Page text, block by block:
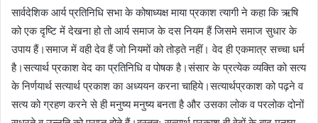
सार्वदेशिक आर्य प्रतिनिधि सभा के कोषाध्यक्ष माया प्रकाश त्यागी ने कहा कि ऋषि
को एक दृष्टि में देखना हो तो आर्य समाज के दस नियम हैं जिसमे समाज सुधार के
उपाय हैं।समाज में वही देव हैं जो नियमों को तोड़ते नहीं। वेद ही एकमात्र सच्चा धर्म
है।सत्यार्थ प्रकाश वेद का प्रतिनिधि व पोषक है।संसार के प्रत्येक व्यक्ति को सत्य
के निर्णयार्थ सत्यार्थ प्रकाश का अध्ययन करना चाहिये।सत्यार्थप्रकाश को पढ़ने व
सत्य को ग्रहण करने से ही मनुष्य मनुष्य बनता है और उसका लोक व परलोक दोनों